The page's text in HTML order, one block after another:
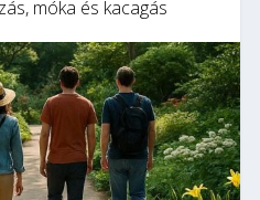
móka és kacagás